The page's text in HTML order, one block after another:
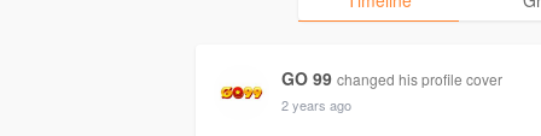
GO 99 changed his profile cover
2 years ago